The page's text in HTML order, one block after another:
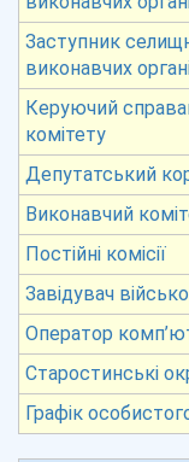
Заступник
виконавчих
Керуючий
комітету
Депутатський
Виконавчий
Постійні комісії
Завідувач
Оператор
Старостинські
Графік